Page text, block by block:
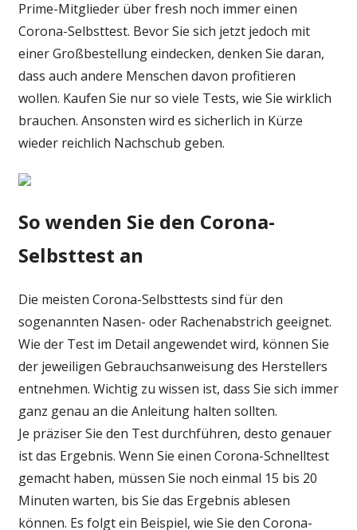
Prime-Mitglieder überfresh noch immer einen
Corona-Selbsttest. Bevor Sie sich jetzt jedoch mit
einer Großbestellung eindecken, denken Sie daran,
dass auch andere Menschen davon profitieren
wollen. Kaufen Sie nur so viele Tests, wie Sie wirklich
brauchen. Ansonsten wird es sicherlich in Kürze
wieder reichlich Nachschub geben.
So wenden Sie den Corona-
Selbsttest an
Die meisten Corona-Selbsttests sind für den
sogenannten Nasen- oder Rachenabstrich geeignet.
Wie der Test im Detail angewendet wird, können Sie
der jeweiligen Gebrauchsanweisung des Herstellers
entnehmen. Wichtig zu wissen ist, dass Sie sich immer
ganz genau an die Anleitung halten sollten.
Je präziser Sie den Test durchführen, desto genauer
ist das Ergebnis. Wenn Sie einen Corona-Schnelltest
gemacht haben, müssen Sie noch einmal 15 bis 20
Minuten warten, bis Sie das Ergebnis ablesen
können. Es folgt ein Beispiel, wie Sie den Corona-